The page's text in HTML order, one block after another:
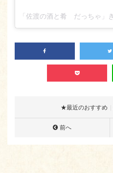
★最近のおすすめ
前へ